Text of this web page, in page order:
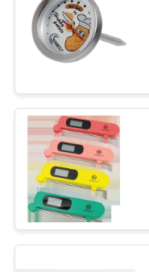
PRODUITS
VIDÉOS
PROPOS
DE
NOUS
VISITE